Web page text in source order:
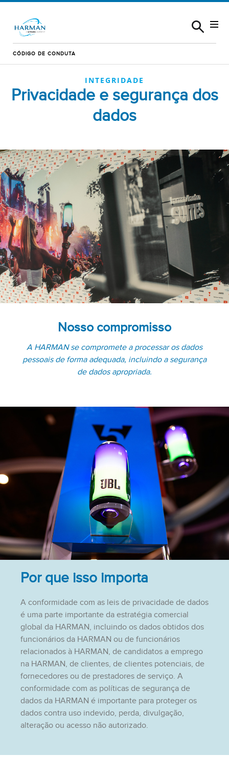
CÓDIGO DE CONDUTA
INTEGRIDADE
Privacidade e segurança dos
dados
Nosso compromisso
A HARMAN se compromete a processar os dados
pessoais de forma adequada, incluindo a segurança
de dados apropriada.
Por que isso importa
A conformidade com as leis de privacidade de dados
é uma parte importante da estratégia comercial
global da HARMAN, incluindo os dados obtidos dos
funcionários da HARMAN ou de funcionários
relacionados à HARMAN, de candidatos a emprego
na HARMAN, de clientes, de clientes potenciais, de
fornecedores ou de prestadores de serviço. A
conformidade com as políticas de segurança de
dados da HARMAN é importante para proteger os
dados contra uso indevido, perda, divulgação,
alteração ou acesso não autorizado.